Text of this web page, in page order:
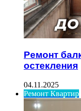
Ремонт
остекления
04.11.2025
Ремонт Квартир